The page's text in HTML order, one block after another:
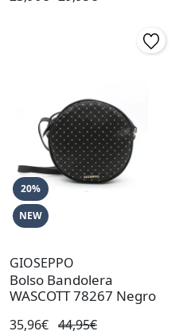
20%
NEW
GIOSEPPO
Bolso Bandolera
WASCOTT 78267 Negro
35,96€ 44,95€